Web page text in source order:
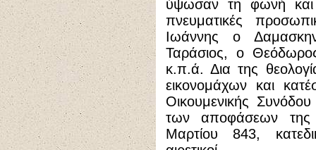
ύψωσαν τη φωνή και
πνευματικές
Ιωάννης ο
Ταράσιος, ο
κ.π.ά. Δια της
εικονομάχων και
Οικουμενικής
των αποφάσεων της
Μαρτίου 843,